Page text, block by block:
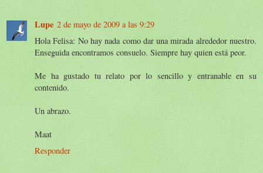
Lupe 2 de mayo de 2009 a las 9:29
Hola Felisa: No hay nada como dar una mirada alrededor nuestro.
Enseguida encontramos consuelo. Siempre hay quien está peor.
Me ha gustado tu relato por lo sencillo y entranable en su
contenido.
Un abrazo.
Maat
Responder